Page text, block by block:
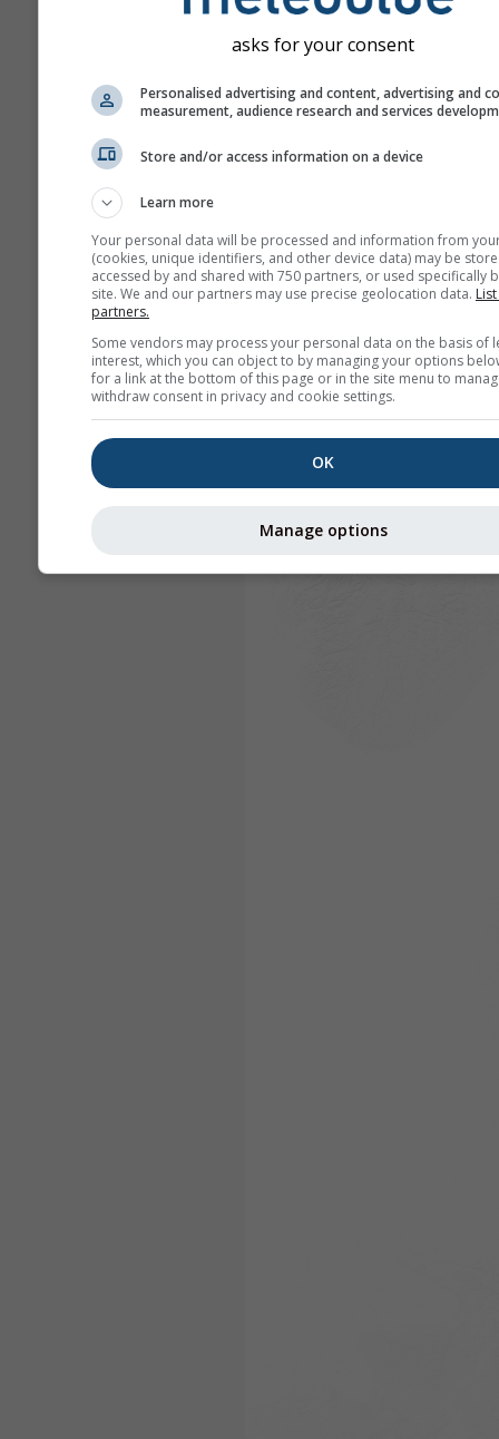
asks for your consent
Personalised advertising and content, advertising and
measurement, audience research and services
Store and/or access information on a device
Learn more
Your personal data will be processed and information from
(cookies, unique identifiers, and other device data) may be
accessed by and shared with 750 partners, or used specifically
site. We and our partners may use precise geolocation data.
partners.
Some vendors may process your personal data on the basis of
interest, which you can object to by managing your options
for a link at the bottom of this page or in the site menu to
withdraw consent in privacy and cookie settings.
OK
Manage options